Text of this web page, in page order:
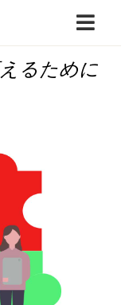
るために